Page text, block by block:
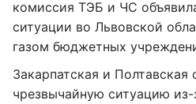
комиссия ТЭБ и ЧС
ситуации во Львовской
газом бюджетных
Закарпатская и Полтавская
чрезвычайную ситуацию из-